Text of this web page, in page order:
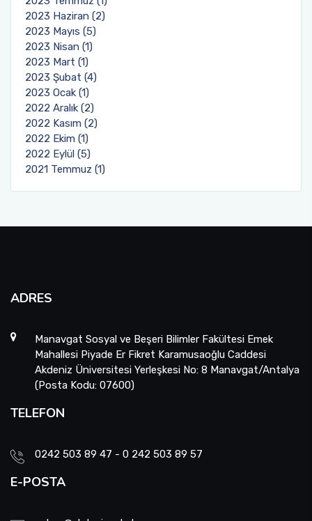
2023 Haziran (2)
2023 Mayıs (5)
2023 Nisan (1)
2023 Mart (1)
2023 Şubat (4)
2023 Ocak (1)
2022 Aralık (2)
2022 Kasım (2)
2022 Ekim (1)
2022 Eylül (5)
2021 Temmuz (1)
ADRES
Manavgat Sosyal ve Beşeri Bilimler Fakültesi Emek
Mahallesi Piyade Er Fikret Karamusaoğlu Caddesi
Akdeniz Üniversitesi Yerleşkesi No: 8 Manavgat/Antalya
(Posta Kodu: 07600)
TELEFON
0242 503 89 47 - 0 242 503 89 57
E-POSTA